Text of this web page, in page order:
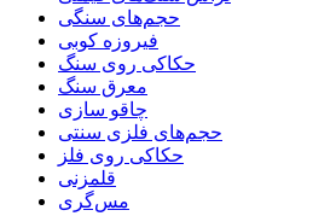
حجم‌های سنگی
فیروزه کوبی
حکاکی روی سنگ
معرق سنگ
چاقو سازی
حجم‌های فلزی سنتی
حکاکی روی فلز
قلمزنی
مس‌گری